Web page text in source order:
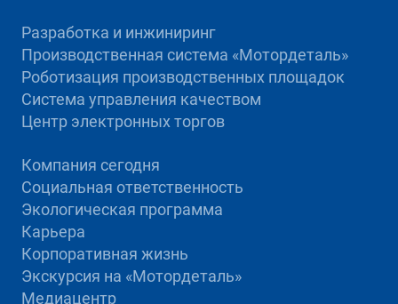
Разработка и инжиниринг
Производственная система «Mотордеталь»
Роботизация производственных площадок
Система управления качеством
Центр электронных торгов
Компания сегодня
Социальная ответственность
Экологическая программа
Карьера
Корпоративная жизнь
Экскурсия на «Мотордеталь»
Медиацентр